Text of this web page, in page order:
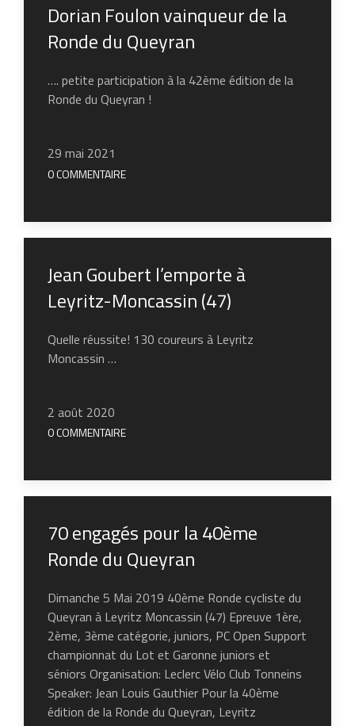
Dorian Foulon vainqueur de la
Ronde du Queyran
…. petite participation à la 42ème édition de la
Ronde du Queyran !
29 mai 2021
0 COMMENTAIRE
Jean Goubert l’emporte à
Leyritz-Moncassin (47)
Quelle réussite! 130 coureurs à Leyritz
Moncassin …
2 août 2020
0 COMMENTAIRE
70 engagés pour la 40ème
Ronde du Queyran
Dimanche 5 Mai 2019 40ème Ronde cycliste du
Queyran à Leyritz Moncassin (47) Epreuve 1ère,
2ème, 3ème catégorie, juniors, PC Open Support
championnat du Lot et Garonne juniors et
séniors Organisation: Leclerc Vélo Club Tonneins
Speaker: Jean Louis Gauthier Pour la 40ème
édition de la Ronde du Queyran, Leyritz